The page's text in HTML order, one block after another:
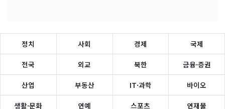
정치 사회 경제 국제
전국 외교 북한 금융·증권
산업 부동산 IT·과학 바이오
생활·문화 연예 스포츠 연재물